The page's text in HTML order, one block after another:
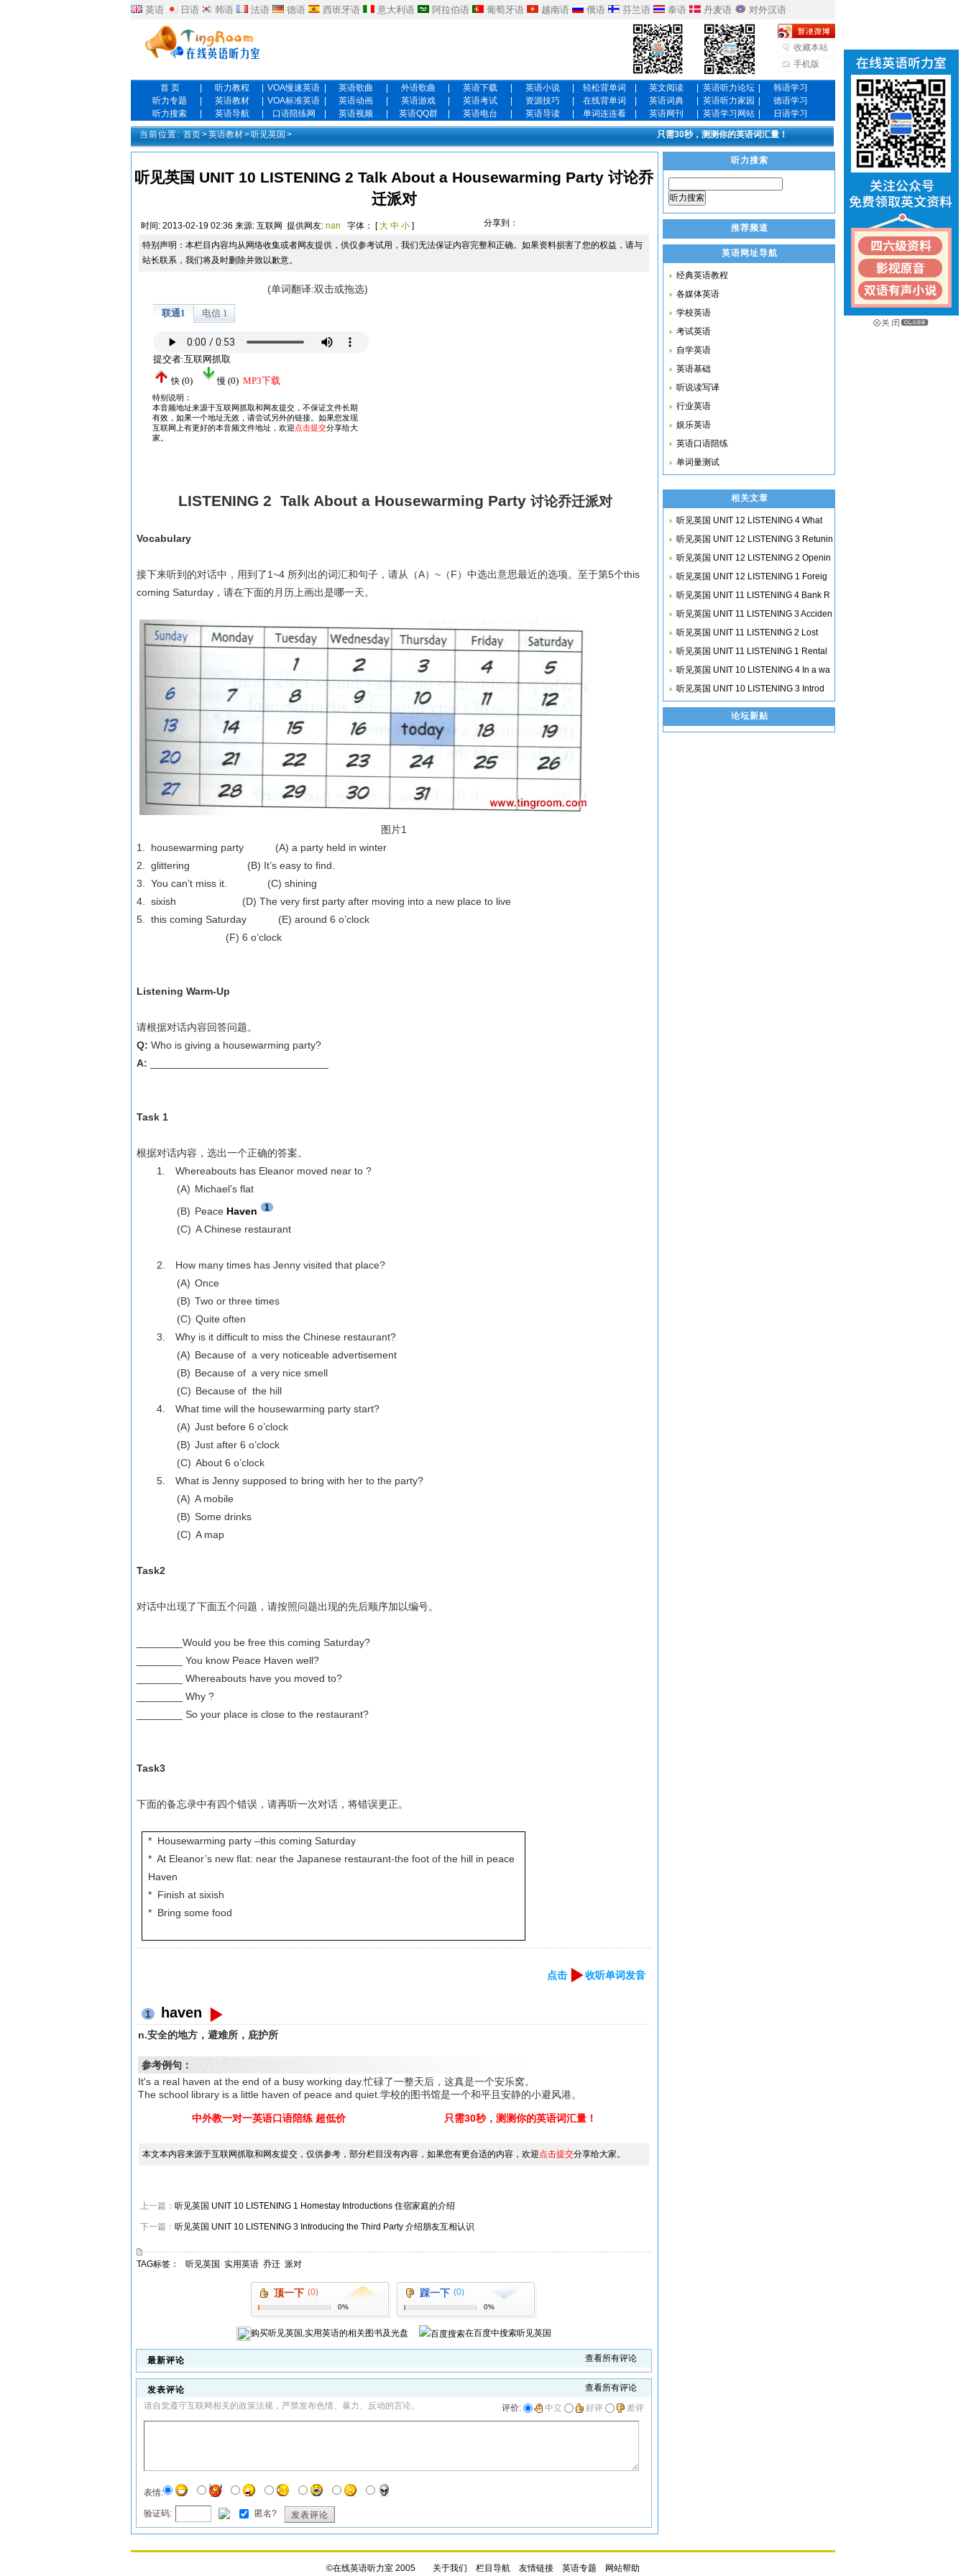
英语 日语 韩语 法语 德语 西班牙语 意大利语 阿拉伯语 葡萄牙语 越南语 俄语 芬兰语 泰语 丹麦语 对外汉语
收藏本站
手机版
首 页 听力教程 VOA慢速英语 英语歌曲 外语歌曲 英语下载 英语小说 轻松背单词 英文阅读 英语听力论坛
韩语学习
听力专题
英语教材 VOA标准英语 英语动画 英语游戏 英语考试 资源技巧 在线背单词 英语词典 英语听力家园
德语学习
听力搜索
英语导航 口语陪练网 英语视频 英语QQ群 英语电台 英语导读 单词连连看 英语网刊 英语学习网站 日语学习
当前位置: 首页>英语教材>听见英国 > 只需30秒，测测你的英语词汇量！
听见英国 UNIT 10 LISTENING 2 Talk About a Housewarming Party 讨论乔
迁派对
时间: 2013-02-19 02:36 来源: 互联网 提供网友: nan 字体： [大 中 小 ] 分享到：
特别声明：本栏目内容均从网络收集或者网友提供，供仅参考试用，我们无法保证内容完整和正确。如果资料损害了您的权益，请与
站长联系，我们将及时删除并致以歉意。
(单词翻译:双击或拖选)
LISTENING 2 Talk About a Housewarming Party 讨论乔迁派对
Vocabulary
接下来听到的对话中，用到了 1~4 所列出的词汇和句子，请从（A）~ （ F ）中选出意思最近的选项。至于第5个this
coming Saturday ，请在下面的月历上画出是哪一天。
图片1
1. housewarming party (A) a party held in winter
2. glittering (B) It’s easy to find.
3. You can’t miss it. (C) shining
4. sixish (D) The very first party after moving into a new place to live
5. this coming Saturday (E) around 6 o’clock
(F) 6 o’clock
Listening Warm-Up
请根据对话内容回答问题。
Q:Who is giving a housewarming party?
A:
Task 1
根据对话内容，选出一个正确的答案。
1.
Whereabouts has Eleanor moved near to ?
(A) Michael’s flat
(B) Peace Haven 1
(C) A Chinese restaurant
2.
How many times has Jenny visited that place?
(A) Once
(B) Two or three times
(C) Quite often
3.
Why is it difficult to miss the Chinese restaurant?
(A) Because of a very noticeable advertisement
(B) Because of a very nice smell
(C) Because of the hill
4.
What time will the housewarming party start?
(A) Just before 6 o’clock
(B) Just after 6 o’clock
(C) About 6 o’clock
5.
What is Jenny supposed to bring with her to the party?
(A) A mobile
(B) Some drinks
(C) A map
Task2
对话中出现了下面五个问题，请按照问题出现的先后顺序加以编号。
________Would you be free this coming Saturday?
________ You know Peace Haven well?
________ Whereabouts have you moved to?
________ Why ?
________ So your place is close to the restaurant?
Task3
下面的备忘录中有四个错误，请再听一次对话，将错误更正。
* Housewarming party –this coming Saturday
* At Eleanor’s new flat: near the Japanese restaurant-the foot of the hill in peace
Haven
* Finish at sixish
* Bring some food
点击 收听单词发音
1 haven
n.安全的地方，避难所，庇护所
参考例句：
It's a real haven at the end of a busy working day.忙碌了一整天后，这真是一个安乐窝。
The school library is a little haven of peace and quiet.学校的图书馆是一个和平且安静的小避风港。
中外教一对一英语口语陪练 超低价 只需30秒，测测你的英语词汇量！
本文本内容来源于互联网抓取和网友提交，仅供参考，部分栏目没有内容，如果您有更合适的内容，欢迎点击提交分享给大家。
上一篇： 听见英国 UNIT 10 LISTENING 1 Homestay Introductions 住宿家庭的介绍
下一篇： 听见英国 UNIT 10 LISTENING 3 Introducing the Third Party 介绍朋友互相认识
TAG标签： 听见英国 实用英语 乔迁 派对
顶一下 (0)
0%
踩一下 (0)
0%
购买听见英国,实用英语的相关图书及光盘 在百度中搜索听见英国
最新评论 查看所有评论
发表评论
查看所有评论
请自觉遵守互联网相关的政策法规，严禁发布色情、暴力、反动的言论。
评价: 中立 好评 差评
表情:
验证码: 匿名? 发表评论
听力搜索
听力搜索
推荐频道
英语网址导航
经典英语教程
各媒体英语
学校英语
考试英语
自学英语
英语基础
听说读写译
行业英语
娱乐英语
英语口语陪练
单词量测试
相关文章
听见英国 UNIT 12 LISTENING 4 What
Wo
听见英国 UNIT 12 LISTENING 3 Retunin
听见英国 UNIT 12 LISTENING 2 Openin
听见英国 UNIT 12 LISTENING 1 Foreig
听见英国 UNIT 11 LISTENING 4 Bank R
听见英国 UNIT 11 LISTENING 3 Acciden
听见英国 UNIT 11 LISTENING 2 Lost
听见英国 UNIT 11 LISTENING 1 Rental
听见英国 UNIT 10 LISTENING 4 In a wa
听见英国 UNIT 10 LISTENING 3 Introd
论坛新贴
©在线英语听力室 2005 关于我们 栏目导航 友情链接 英语专题 网站帮助